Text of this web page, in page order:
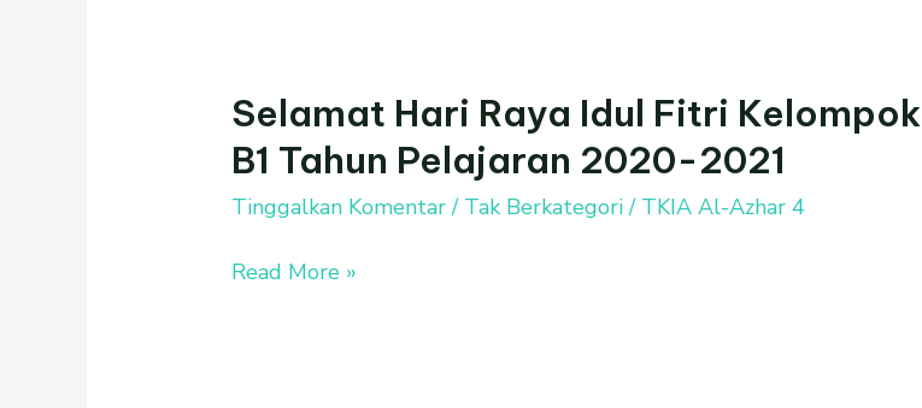
Selamat Hari Raya Idul Fitri Kelompok
B1 Tahun Pelajaran 2020-2021
Tinggalkan Komentar / Tak Berkategori/ TKIA Al-Azhar 4
Selamat
Hari
Raya
Idul
Kelompok
Read More »